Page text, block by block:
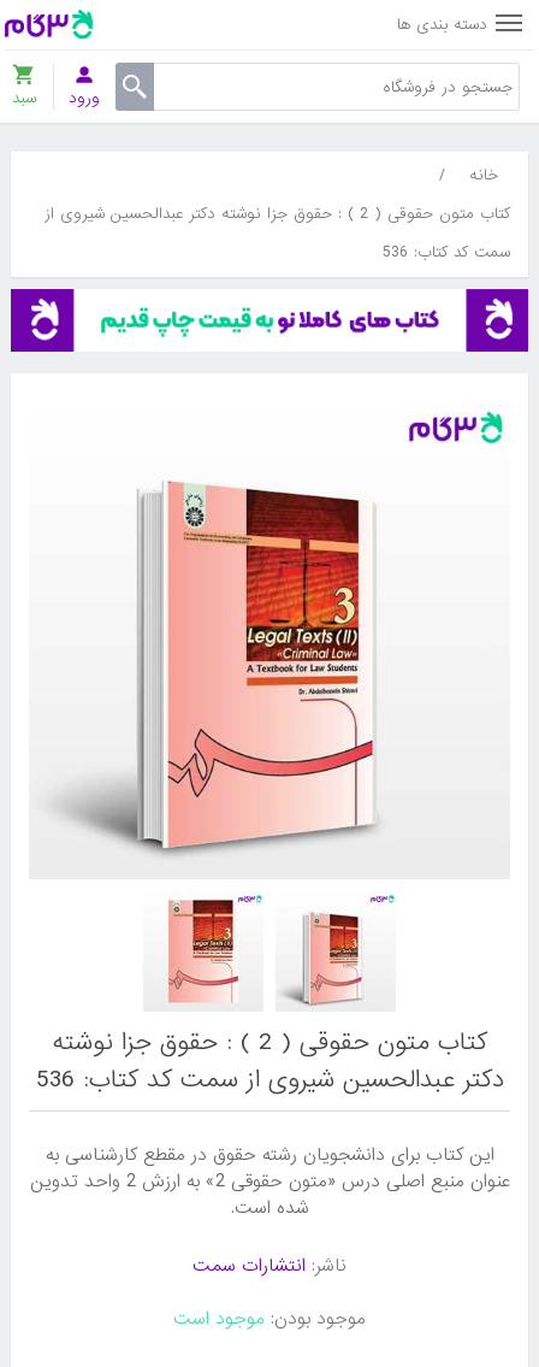
دسته بندی ها
ورود سبد
خانه
/
کتاب متون حقوقی ( 2 ) : حقوق جزا نوشته دکتر عبدالحسین شیروی از
سمت کد کتاب: 536
کتاب متون حقوقی ( 2 ) : حقوق جزا نوشته
دکتر عبدالحسین شیروی از سمت کد کتاب: 536
این کتاب برای دانشجویان رشته حقوق در مقطع کارشناسی به
عنوان منبع اصلی درس «متون حقوقی 2» به ارزش 2 واحد تدوین
شده است.
ناشر: انتشارات سمت
موجود بودن: موجود است